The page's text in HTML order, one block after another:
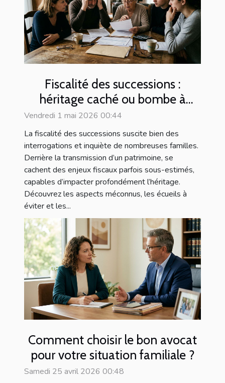
Fiscalité des successions :
héritage caché ou bombe à
retardement pour les familles ?
Vendredi 1 mai 2026 00:44
La fiscalité des successions suscite bien des
interrogations et inquiète de nombreuses familles.
Derrière la transmission d’un patrimoine, se
cachent des enjeux fiscaux parfois sous-estimés,
capables d’impacter profondément l’héritage.
Découvrez les aspects méconnus, les écueils à
éviter et les...
Comment choisir le bon avocat
pour votre situation familiale ?
Samedi 25 avril 2026 00:48